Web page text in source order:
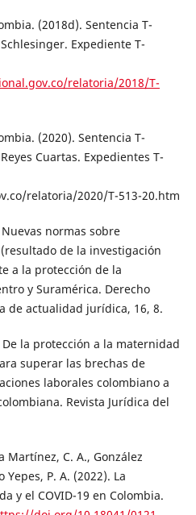
(2018d). Sentencia T-
Expediente T-
relatoria/2018/T-
(2020). Sentencia T-
Cuartas. Expedientes T-
relatoria/2020/T-513-20.htm
normas sobre
de la investigación
a la protección de la
y Suramérica. Derecho
de actualidad jurídica, 16, 8.
De la protección a la maternidad
superar las brechas de
laborales colombiano a
Revista Jurídica del
Martínez, C. A., González
P. A. (2022). La
y el COVID-19 en Colombia.